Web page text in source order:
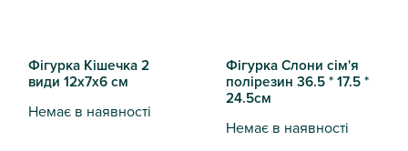
Фігурка Кішечка 2
види 12х7х6 см
Немає в наявності
Фігурка Кішечка 2 види 12х7х6 см
Фігурка Слони сім'я
полірезин 36.5 * 17.5 *
24.5см
Немає в наявності